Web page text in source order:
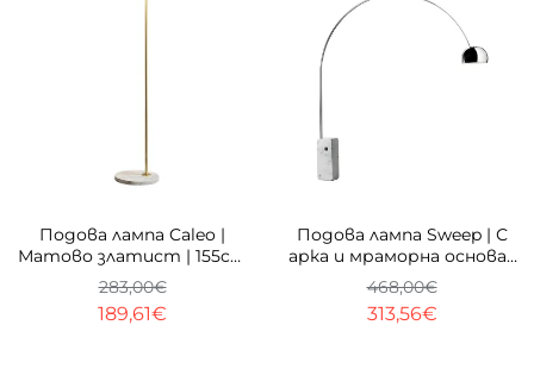
Подова лампа Caleo |
Матово златист | 155cm
| Мраморна основа
189,61€
283,00€
Подова лампа Sweep | С
арка и мраморна основа |
230cm | E27
313,56€
468,00€